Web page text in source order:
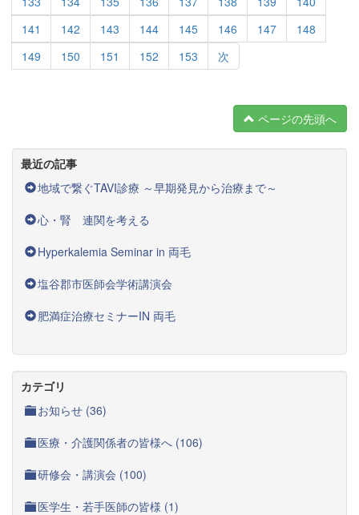
141
142 143 144 145 146 147
148
149
150 151 152 153 次
ページの先頭へ
最近の記事
地域で繋ぐTAVI診療 ～早期発見から治療まで～
心・腎 連関を考える
Hyperkalemia Seminar in 両毛
塩谷郡市医師会学術講演会
肥満症治療セミナーIN 両毛
カテゴリ
お知らせ (36)
医療・介護関係者の皆様へ (106)
研修会・講演会 (100)
医学生・若手医師の皆様 (1)